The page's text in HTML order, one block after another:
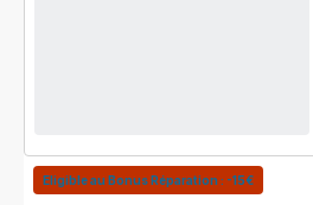
Eligible au Bonus Réparation : -15€